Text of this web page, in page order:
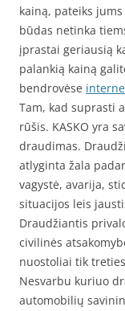
kainą, pateiks
būdas netinka
įprastai geriausią
palankią kainą
bendrovėse
Tam, kad suprasti
rūšis. KASKO yra
draudimas.
atlyginta žala
vagystė, avarija,
situacijos leis
Draudžiantis
civilinės
nuostoliai tik
Nesvarbu kuriuo
automobilių